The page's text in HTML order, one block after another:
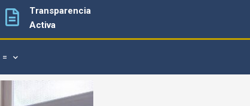
Transparencia
Activa
=